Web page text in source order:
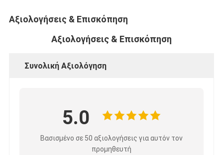
Αξιολογήσεις & Επισκόπηση
Αξιολογήσεις & Επισκόπηση
Συνολική Αξιολόγηση
5.0
Βασισμένο σε 50 αξιολογήσεις για αυτόν τον
προμηθευτή